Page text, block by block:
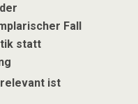
Fall
statt
ist